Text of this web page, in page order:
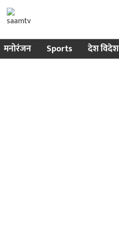
मनोरंजन Sports देश विदेश